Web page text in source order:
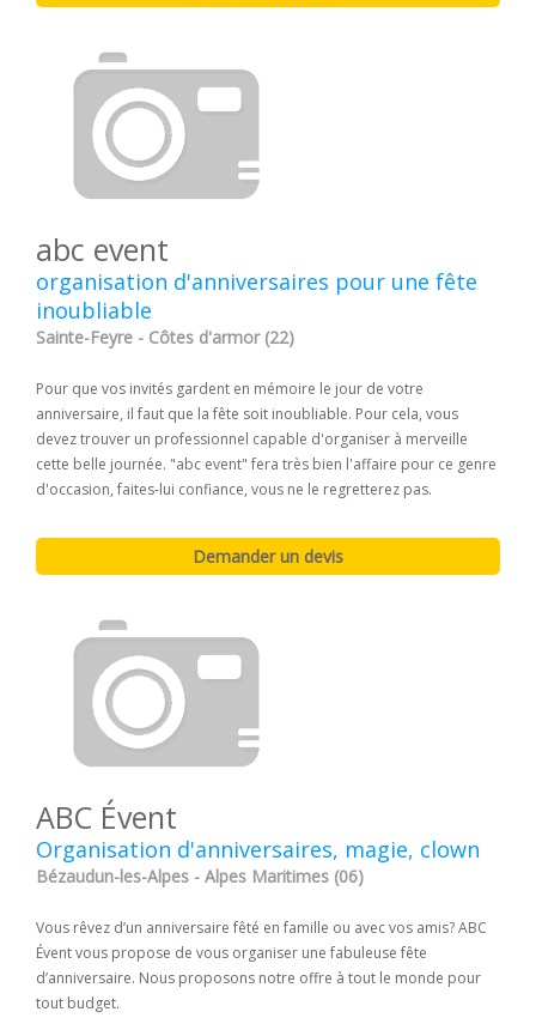
abc event
organisation d'anniversaires pour une fête
inoubliable
Sainte-Feyre - Côtes d'armor (22)
Pour que vos invités gardent en mémoire le jour de votre
anniversaire, il faut que la fête soit inoubliable. Pour cela, vous
devez trouver un professionnel capable d'organiser à merveille
cette belle journée. "abc event" fera très bien l'affaire pour ce genre
d'occasion, faites-lui confiance, vous ne le regretterez pas.
ABC Évent
Organisation d'anniversaires, magie, clown
Bézaudun-les-Alpes - Alpes Maritimes (06)
Vous rêvez d’un anniversaire fêté en famille ou avec vos amis? ABC
Évent vous propose de vous organiser une fabuleuse fête
d’anniversaire. Nous proposons notre offre à tout le monde pour
tout budget.